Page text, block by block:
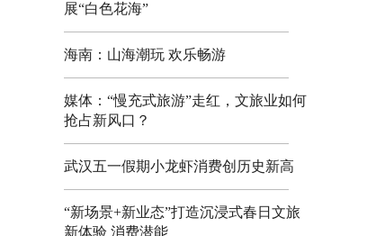
展“白色花海”
海南：山海潮玩 欢乐畅游
媒体：“慢充式旅游”走红，文旅业如何
抢占新风口？
武汉五一假期小龙虾消费创历史新高
“新场景+新业态”打造沉浸式春日文旅
新体验 消费潜能